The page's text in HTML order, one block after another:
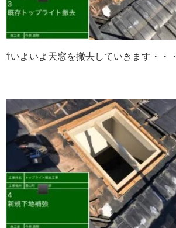
⇧いよいよ 天窓を撤去していきます・・・